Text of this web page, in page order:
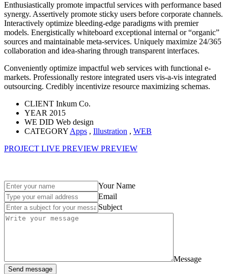
Enthusiastically promote impactful services with performance based
synergy. Assertively promote sticky users before corporate channels.
Interactively optimize bleeding-edge paradigms with premier
models. Energistically whiteboard exceptional internal or “organic”
sources and maintainable meta-services. Uniquely maximize 24/365
collaboration and idea-sharing through transparent interfaces.
Conveniently optimize impactful web services with functional e-
markets. Professionally restore integrated users vis-a-vis integrated
outsourcing. Credibly incentivize resource maximizing schemas.
CLIENT Inkum Co.
YEAR 2015
WE DID Web design
CATEGORY Apps , Illustration , WEB
PROJECT LIVE PREVIEW PREVIEW
Your Name
Email
Subject
Message
Send message